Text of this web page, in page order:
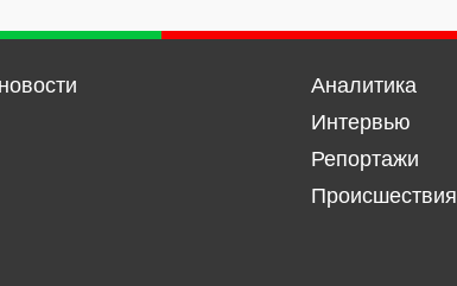
Аналитика
Интервью
Репортажи
Происшествия